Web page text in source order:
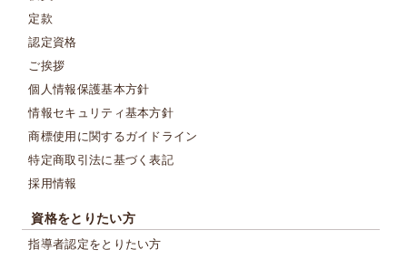
定款
認定資格
ご挨拶
個人情報保護基本方針
情報セキュリティ基本方針
商標使用に関するガイドライン
特定商取引法に基づく表記
採用情報
資格をとりたい方
指導者認定をとりたい方